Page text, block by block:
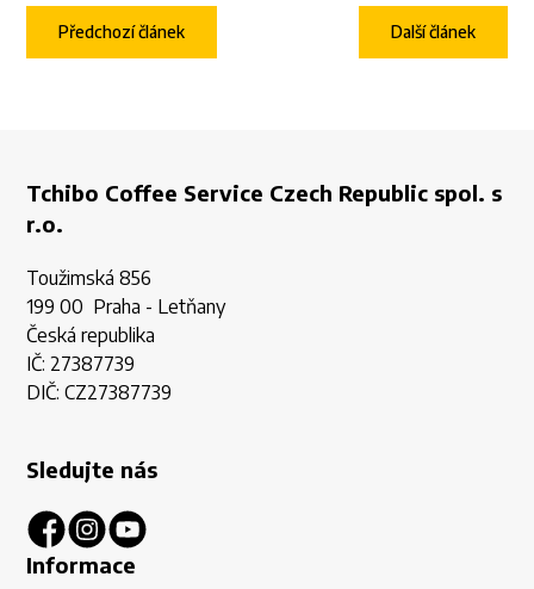
Další článek
Předchozí článek
Tchibo Coffee Service Czech Republic spol. s
r.o.
Toužimská 856
199 00 Praha - Letňany
Česká republika
IČ: 27387739
DIČ: CZ27387739
Sledujte nás
Informace